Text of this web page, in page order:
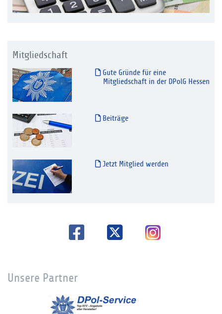
Mitgliedschaft
Gute Gründe für eine
Mitgliedschaft in der DPolG Hessen
Beiträge
Jetzt Mitglied werden
Unsere Partner